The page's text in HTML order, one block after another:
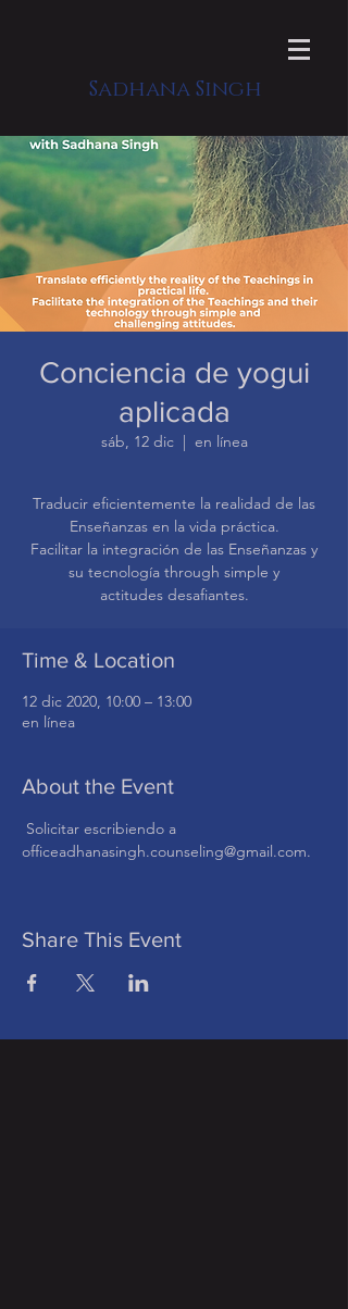
Sadhana Singh
Conciencia de yogui
aplicada
sáb, 12 dic
  |
en línea
Traducir eficientemente la realidad de las
Enseñanzas en la vida práctica.
Facilitar la integración de las Enseñanzas y
su tecnología through simple y
actitudes desafiantes.
Time & Location
12 dic 2020, 10:00 – 13:00
en línea
About the Event
Solicitar escribiendo a
officeadhanasingh.counseling@gmail.com.
Share This Event